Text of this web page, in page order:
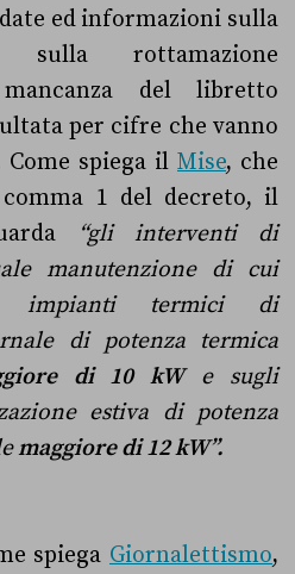
ed informazioni sulla
sulla rottamazione
del libretto
per cifre che vanno
spiega il Mise, che
1 del decreto, il
“gli interventi di
manutenzione di cui
impianti termici di
di potenza termica
di 10 kWe sugli
estiva di potenza
maggiore di 12 kW”.
spiega Giornalettismo,